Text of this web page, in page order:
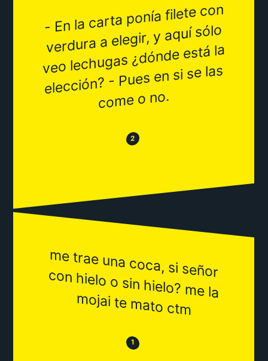
- En la carta ponía filete con
verdura a elegir, y aquí sólo
veo lechugas ¿dónde está la
elección? - Pues en si se las
co
me o no.
😒 2 😂
m
e trae una coca, si señor
con hielo o sin hielo? m
e la
m
ojai te m
ato ctm
😒 1 😂